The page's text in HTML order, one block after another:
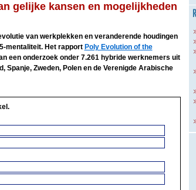
gelijke kansen en mogelijkheden
van werkplekken en veranderende houdingen
mentaliteit. Het rapport Poly Evolution of the
een onderzoek onder 7.261 hybride werknemers uit
Spanje, Zweden, Polen en de Verenigde Arabische